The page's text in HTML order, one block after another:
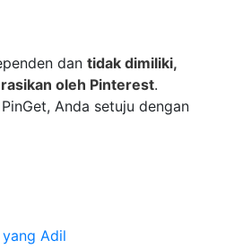
dan tidak dimiliki,
oleh Pinterest.
Anda setuju dengan
yang Adil